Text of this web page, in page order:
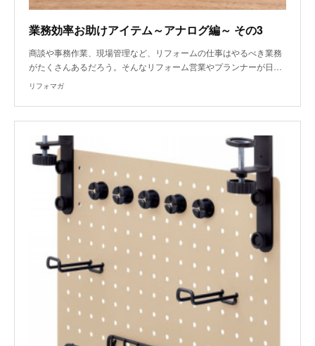
業務効率お助けアイテム～アナログ編～ その3
商談や事務作業、現場管理など、リフォームの仕事はやるべき業務
がたくさんあるだろう。そんなリフォーム営業やプランナーが日…
リフォマガ